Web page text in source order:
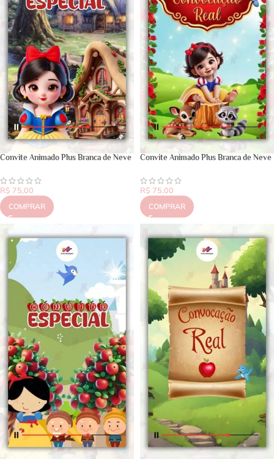
Convite Animado Plus Branca de Neve
R$ 75,00
COMPRAR
Convite Animado Plus Branca de Neve
R$ 75,00
COMPRAR